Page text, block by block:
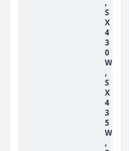
,
S
X
4
3
0
W
,
S
X
4
3
5
W
,